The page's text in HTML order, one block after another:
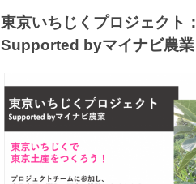
東京いちじくプロジェクト：
Supported byマイナビ農業